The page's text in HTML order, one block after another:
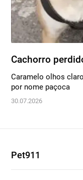
Cachorro
Caramelo olhos
por nome paçoca
30.07.2026
Pet911